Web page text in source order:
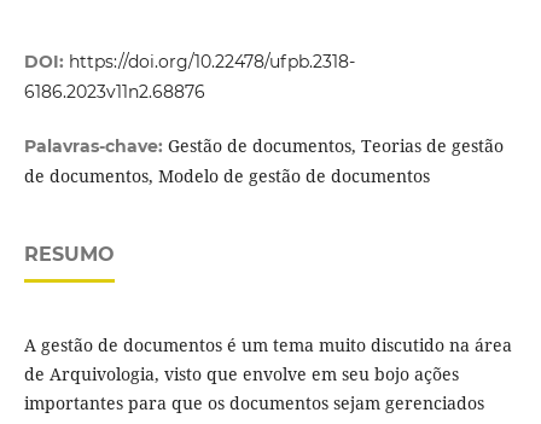
DOI: https://doi.org/10.22478/ufpb.2318-
6186.2023v11n2.68876
Palavras-chave: Gestão de documentos, Teorias de gestão
de documentos, Modelo de gestão de documentos
RESUMO
A gestão de documentos é um tema muito discutido na área
de Arquivologia, visto que envolve em seu bojo ações
importantes para que os documentos sejam gerenciados